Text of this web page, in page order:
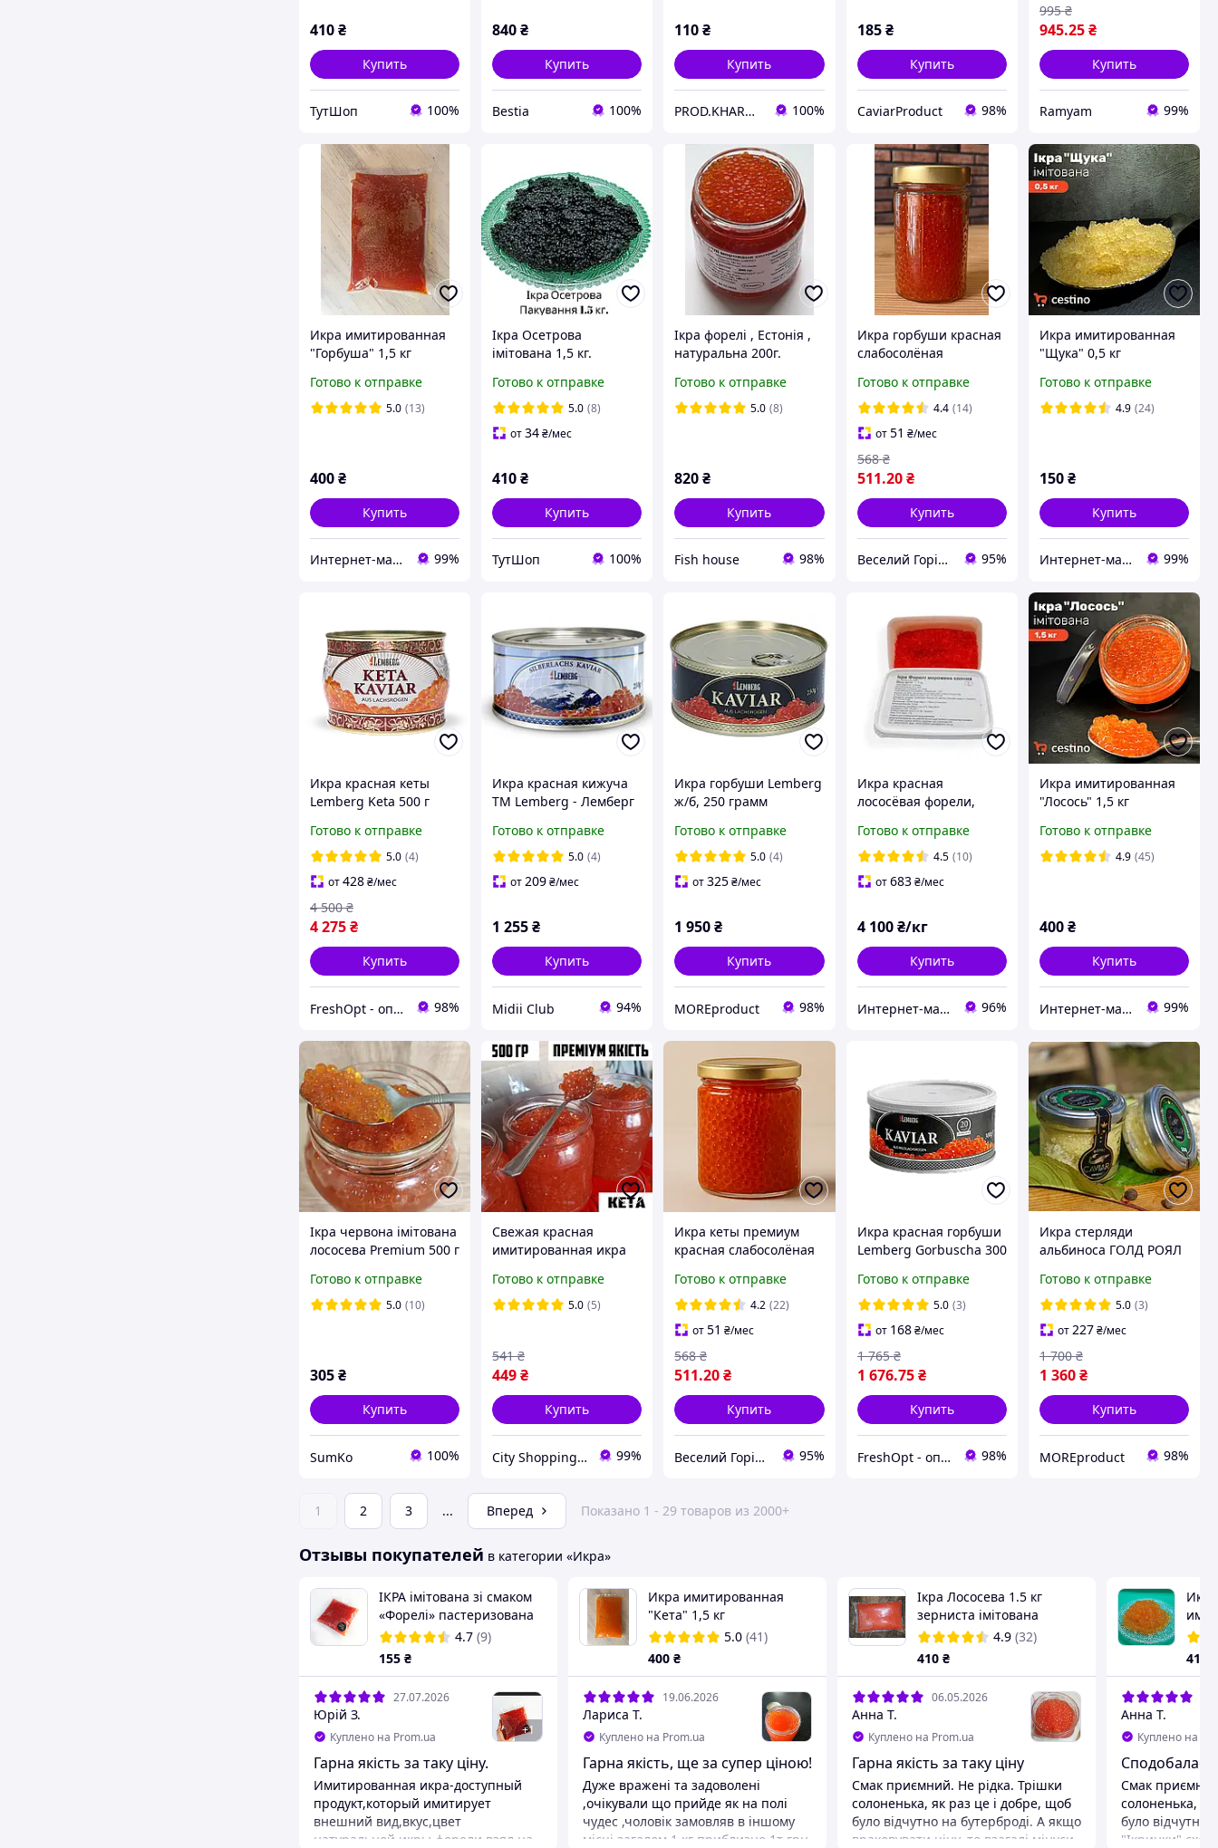
410₴
Купить
ТутШоп 100%
840₴
Купить
Bestia 100%
110₴
Купить
PROD.KHARKiV 100%
185 ₴
Купить
CaviarProduct 98%
945.25₴
995 ₴
Купить
Ramyam 99%
Икра имитированная
"Горбуша" 1,5 кг
Готово к отправке
5.0 (13)
400₴
Купить
Интернет-магазин "Сestino" 99%
Ікра Осетрова
імітована 1,5 кг.
Готово к отправке
5.0 (8)
от34₴/мес
410₴
Купить
ТутШоп 100%
Ікра форелі , Естонія ,
натуральна 200г.
Готово к отправке
5.0 (8)
820₴
Купить
Fish house 98%
Икра горбуши красная
слабосолёная
(натуральная, среднее
зерно)
Готово к отправке
4.4 (14)
от51 ₴/мес
511.20 ₴
568 ₴
Купить
Веселий Горішок 95%
Икра имитированная
"Щука" 0,5 кг
Готово к отправке
4.9 (24)
150₴
Купить
Интернет-магазин "Сestino" 99%
Икра красная кеты
Lemberg Keta 500 г
Готово к отправке
5.0 (4)
от428₴/мес
4 275₴
4 500 ₴
Купить
FreshOpt - оптовые цены для каждого! 98%
Икра красная кижуча
ТМ Lemberg - Лемберг
Готово к отправке
5.0 (4)
от209₴/мес
1 255₴
Купить
Midii Club 94%
Икра горбуши Lemberg
ж/б, 250 грамм
Готово к отправке
5.0 (4)
от325₴/мес
1 950₴
Купить
MOREproduct 98%
Икра красная
лососёвая форели,
кг
Готово к отправке
4.5 (10)
от683 ₴/мес
4 100 ₴/кг
Купить
Интернет-магазин икра-морепродукты. 96%
Икра имитированная
"Лосось" 1,5 кг
Готово к отправке
4.9 (45)
400₴
Купить
Интернет-магазин "Сestino" 99%
Ікра червона імітована
лососева Premium 500 г
Готово к отправке
5.0 (10)
305₴
Купить
SumKo 100%
Свежая красная
имитированная икра
банке премиум
Крупная весовая икра
Готово к отправке
5.0 (5)
449₴
541 ₴
Купить
City Shopping - Интернет-магазин 99%
Икра кеты премиум
красная слабосолёная
(крупное зерно,
натуральная)
Готово к отправке
4.2 (22)
от51 ₴/мес
511.20₴
568 ₴
Купить
Веселий Горішок 95%
Икра красная горбуши
Lemberg Gorbuscha 300
Готово к отправке
5.0 (3)
от 168 ₴/мес
1 676.75 ₴
1 765 ₴
Купить
FreshOpt - оптовые цены для каждого! 98%
Икра стерляди
альбиноса ГОЛД РОЯЛ
грамм
Готово к отправке
5.0 (3)
от227₴/мес
1 360₴
1 700 ₴
Купить
MOREproduct 98%
1 2 3 ... Вперед Показано 1 - 29 товаров из 2000+
Отзывы покупателей в категории «Икра»
ІКРА імітована зі смаком
«Форелі» пастеризована
тм.Капсулар вакуумний
пакет 500гр
4.7 (9)
155 ₴
27.07.2026
Юрій З.
Куплено на Prom.ua +1
Гарна якість за таку ціну.
Имитированная икра-доступный
продукт,который имитирует
внешний вид,вкус,цвет
натуральной икры форели.взял на
Икра имитированная
"Кета" 1,5 кг
5.0 (41)
400 ₴
19.06.2026
Лариса Т.
Куплено на Prom.ua
Гарна якість, ще за супер ціною!
Дуже вражені та задоволені
,очікували що прийде як на полі
чудес ,чоловік замовляв в іншому
місці загалом 1 кг приблизно 1т грн
Ікра Лососева 1.5 кг
зерниста імітована
4.9 (32)
410 ₴
06.05.2026
Анна Т.
Куплено на Prom.ua
Гарна якість за таку ціну
Смак приємний. Не рідка. Трішки
солоненька, як раз це і добре, щоб
було відчутно на бутерброді. А якщо
враховувати ціну, то взагалі мінуси
410
Анна Т.
Куплено на
Сподобалася
Смак
солоненька,
було відчутно
"Ікринки"